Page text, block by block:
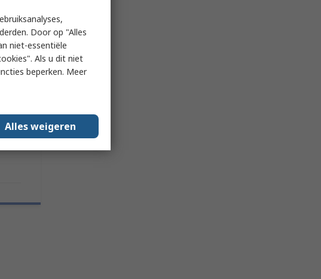
Door op "Alles
niet-essentiële
Als u dit niet
beperken. Meer
Alles weigeren